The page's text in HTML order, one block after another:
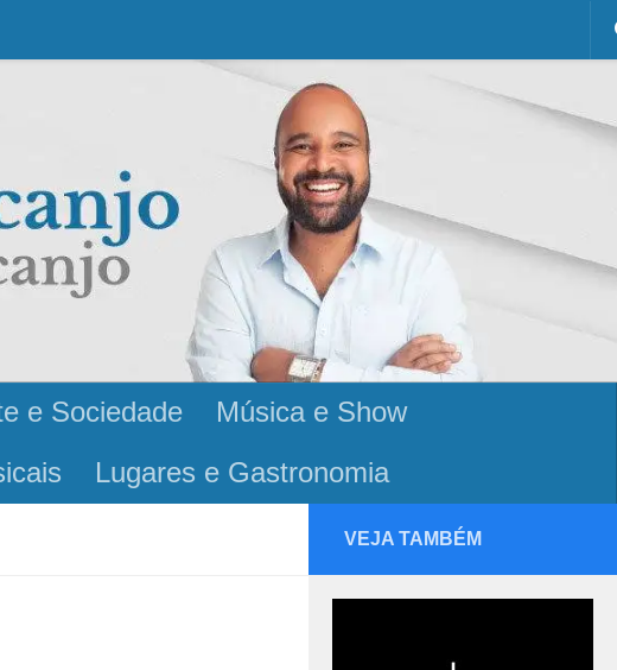
e Sociedade
Música e Show
Lugares e Gastronomia
VEJA TAMBÉM